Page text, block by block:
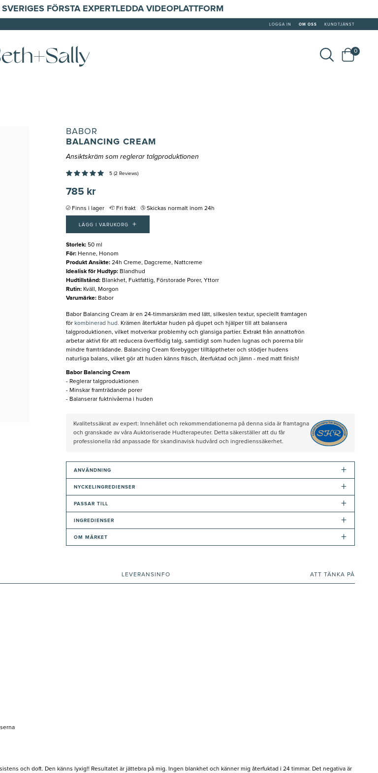
FÖRSTA EXPERTLEDDA VIDEOPLATTFORM
LOGGA IN OM OSS KUNDTJÄNST
0
BABOR
BALANCING CREAM
Ansiktskräm som reglerar talgproduktionen
5 (2 Reviews)
785 kr
Finns i lager Fri frakt Skickas normalt inom 24h
LÄGG I VARUKORG +
Storlek: 50 ml
För: Henne, Honom
Produkt Ansikte: 24h Creme, Dagcreme, Nattcreme
Idealisk för Hudtyp: Blandhud
Hudtillstånd: Blankhet, Fuktfattig, Förstorade Porer, Yttorr
Rutin: Kväll, Morgon
Varumärke: Babor
Babor Balancing Cream är en 24-timmarskräm med lätt, silkeslen textur, speciellt framtagen
för kombinerad hud. Krämen återfuktar huden på djupet och hjälper till att balansera
talgproduktionen, vilket motverkar problemhy och glansiga partier. Extrakt från annattofrön
arbetar aktivt för att reducera överflödig talg, samtidigt som huden lugnas och porerna blir
mindre framträdande. Balancing Cream förebygger tilltäpptheter och stödjer hudens
naturliga balans, vilket gör att huden känns fräsch, återfuktad och jämn - med matt finish!
Babor Balancing Cream
- Reglerar talgproduktionen
- Minskar framträdande porer
- Balanserar fuktnivåerna i huden
Kvalitetssäkrat av expert: Innehållet och rekommendationerna på denna sida är framtagna
och granskade av våra Auktoriserade Hudterapeuter. Detta säkerställer att du får
professionella råd anpassade för skandinavisk hudvård och ingredienssäkerhet.
ANVÄNDNING +
NYCKELINGREDIENSER +
PASSAR TILL +
INGREDIENSER +
OM MÄRKET +
LEVERANSINFO ATT TÄNKA PÅ
och doft. Den känns lyxig!! Resultatet är jättebra på mig. Ingen blankhet och känner mig återfuktad i 24 timmar. Det negativa är